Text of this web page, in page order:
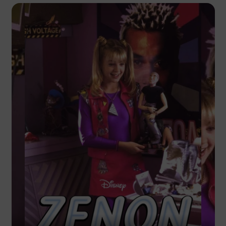
Exklusive Interviews
Reviews & Rezensionen
Media Kit & Reichweite
Referenzen & Cases
Mitglied von InsidEars
Kooperationsanfragen
Community & Exklusiv
Forum & Community
Aktuelle Gewinnspiele
Unterstütze uns (Patreon)
Mein Fan-HQ
Unser Team & Kontakt